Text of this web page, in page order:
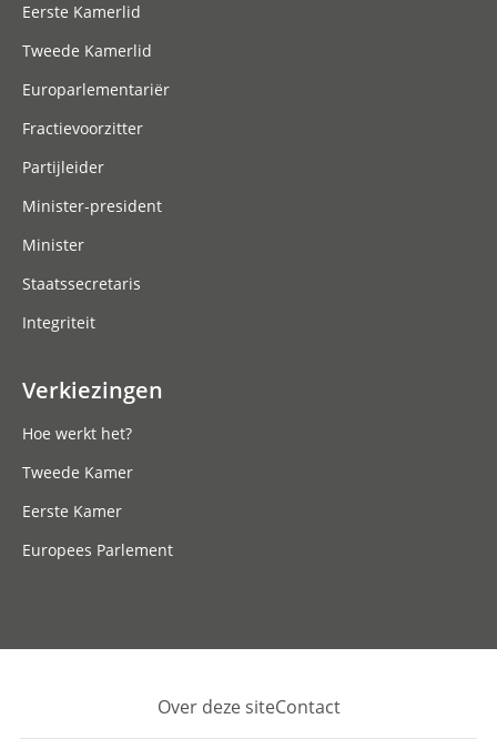
Eerste Kamerlid
Tweede Kamerlid
Europarlementariër
Fractievoorzitter
Partijleider
Minister-president
Minister
Staatssecretaris
Integriteit
Verkiezingen
Hoe werkt het?
Tweede Kamer
Eerste Kamer
Europees Parlement
Over deze siteContact